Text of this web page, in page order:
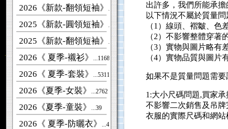
2026《新款-翻領短袖》 ...4961
2025《新款-圓領短袖》 ...62272
2025《新款-翻領短袖》 ...6852
2026《 夏季-襯衫》 ...1168
2026《 夏季-套裝》 ...5311
2026《夏季-女裝》 ...2762
2026《夏季-童裝》 ...39
2026《 夏季-防曬衣》 ...481
出許多，我們所能承
以下情況不屬於質量問
（1）線頭、褶皺、色
（2）不影響整體穿
（3）實物與圖片略有
（4）實物品質與圖
如果不是質量問題需要
1:大小尺碼問題,買家
不影響二次銷售及吊牌
衣服的實際尺碼和網